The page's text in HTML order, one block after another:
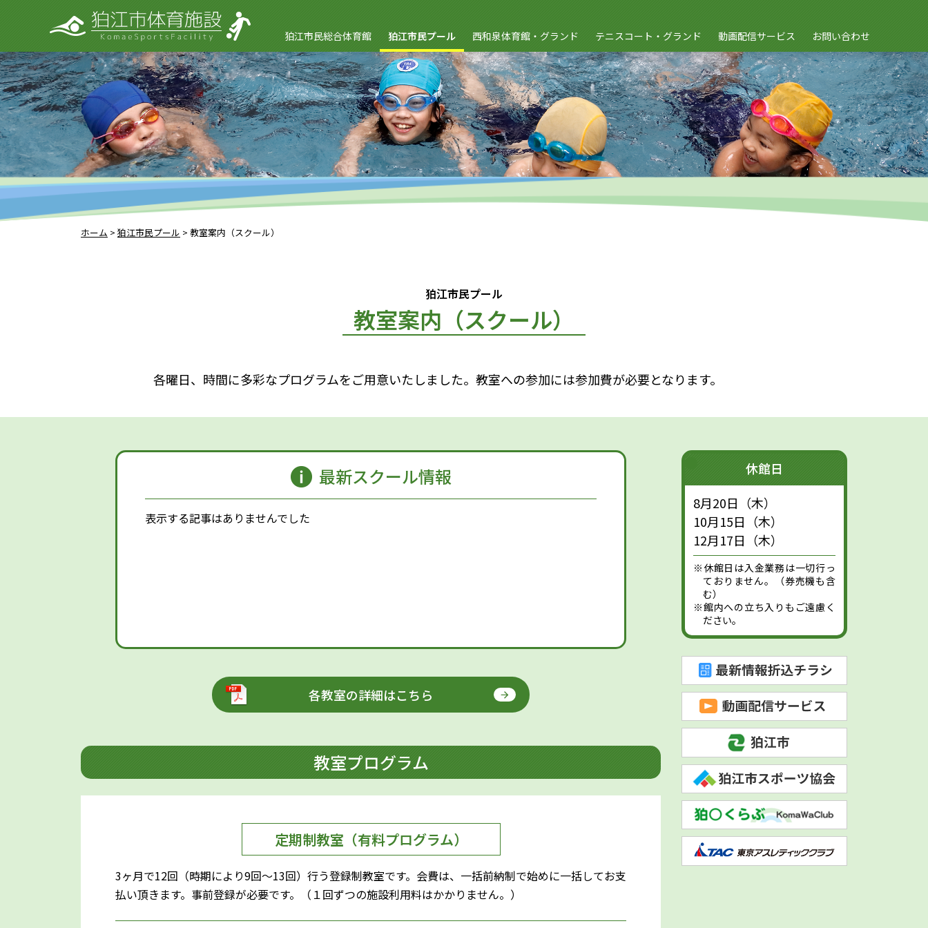
狛江市民総合体育館 狛江市民プール 西和泉体育館・グランド テニスコート・グランド 動画配信サービス お問い合わせ
ホーム > 狛江市民プール > 教室案内（スクール）
狛江市民プール
教室案内（スクール）
各曜日、時間に多彩なプログラムをご用意いたしました。教室への参加には参加費が必要となります。
最新スクール情報
表示する記事はありませんでした
各教室の詳細はこちら
教室プログラム
定期制教室（有料プログラム）
3ヶ月で12回（時期により9回～13回）行う登録制教室です。会費は、一括前納制で始めに一括してお支
払い頂きます。事前登録が必要です。（１回ずつの施設利用料はかかりません。）
休館日
8月20日（木）
10月15日（木）
12月17日（木）
※休館日は入金業務は一切行っ
ておりません。（券売機も含
む）
※館内への立ち入りもご遠慮く
ださい。